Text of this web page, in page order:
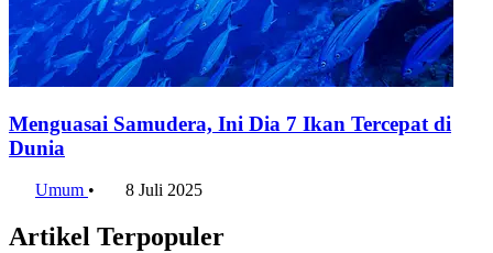
Menguasai Samudera, Ini Dia 7 Ikan Tercepat di
Dunia
Umum • 8 Juli 2025
Artikel Terpopuler